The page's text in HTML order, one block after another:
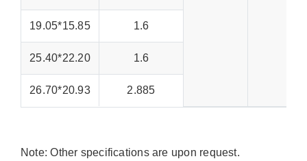
19.05*15.85 1.6
25.40*22.20 1.6
26.70*20.93 2.885
Note: Other specifications are upon request.